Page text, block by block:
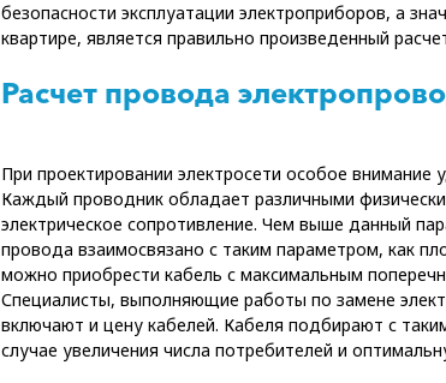
безопасности эксплуатации электроприборов, а
квартире, является правильно произведенный
Расчет провода
При проектировании электросети особое
Каждый проводник обладает различными
электрическое сопротивление. Чем выше данный
провода взаимосвязано с таким параметром, как
можно приобрести кабель с максимальным
Специалисты, выполняющие работы по замене
включают и цену кабелей. Кабеля подбирают с
случае увеличения числа потребителей и